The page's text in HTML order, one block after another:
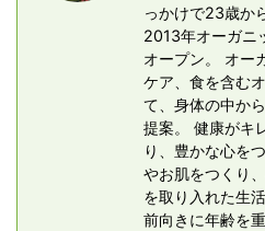
っかけで23歳か
2013年オーガニ
オープン。 オー
ケア、食を含む
て、身体の中か
提案。 健康がキ
り、豊かな心を
やお肌をつくり
を取り入れた生
前向きに年齢を